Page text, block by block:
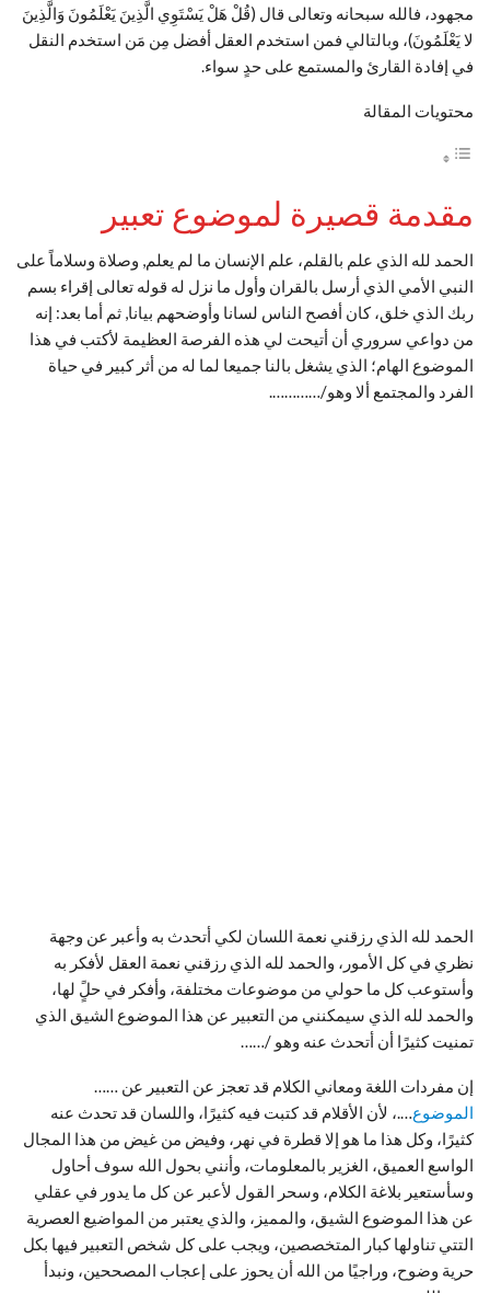
مجهود، فالله سبحانه وتعالى قال (قُلْ هَلْ يَسْتَوِي الَّذِينَ يَعْلَمُونَ وَالَّذِينَ
لا يَعْلَمُونَ)، وبالتالي فمن استخدم العقل أفضل مِن مَن استخدم النقل
في إفادة القارئ والمستمع على حدٍ سواء.
محتويات المقالة
مقدمة قصيرة لموضوع تعبير
الحمد لله الذي علم بالقلم، علم الإنسان ما لم يعلم, وصلاة وسلاماً على
النبي الأمي الذي أرسل بالقران وأول ما نزل له قوله تعالى إقراء بسم
ربك الذي خلق، كان أفصح الناس لسانا وأوضحهم بيانا, ثم أما بعد: إنه
من دواعي سروري أن أتيحت لي هذه الفرصة العظيمة لأكتب في هذا
الموضوع الهام؛ الذي يشغل بالنا جميعا لما له من أثر كبير في حياة
الفرد والمجتمع ألا وهو/………….
الحمد لله الذي رزقني نعمة اللسان لكي أتحدث به وأعبر عن وجهة
نظري في كل الأمور، والحمد لله الذي رزقني نعمة العقل لأفكر به
وأستوعب كل ما حولي من موضوعات مختلفة، وأفكر في حلًٍ لها،
والحمد لله الذي سيمكنني من التعبير عن هذا الموضوع الشيق الذي
تمنيت كثيرًا أن أتحدث عنه وهو /……
إن مفردات اللغة ومعاني الكلام قد تعجز عن التعبير عن ……
الموضوع….، لأن الأقلام قد كتبت فيه كثيرًا، واللسان قد تحدث عنه
كثيرًا، وكل هذا ما هو إلا قطرة في نهر، وفيض من غيض من هذا المجال
الواسع العميق، الغزير بالمعلومات، وأنني بحول الله سوف أحاول
وسأستعير بلاغة الكلام، وسحر القول لأعبر عن كل ما يدور في عقلي
عن هذا الموضوع الشيق، والمميز، والذي يعتبر من المواضيع العصرية
التتي تناولها كبار المتخصصين، ويجب على كل شخص التعبير فيها بكل
حرية وضوح، وراجيًا من الله أن يحوز على إعجاب المصححين، ونبدأ